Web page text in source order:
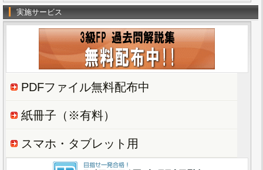
実施サービス
PDFファイル無料配布中
紙冊子（※有料）
スマホ・タブレット用